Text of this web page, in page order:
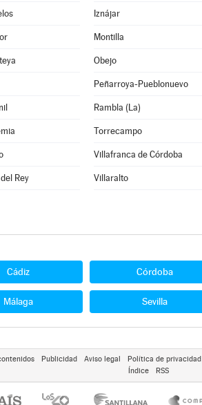
Iznájar
Montilla
Obejo
Peñarroya-Pueblonuevo
Rambla (La)
Torrecampo
Villafranca de Córdoba
Rey Villaralto
Cádiz Córdoba
Málaga Sevilla
Publicidad Aviso legal Política de privacidad
Índice
RSS